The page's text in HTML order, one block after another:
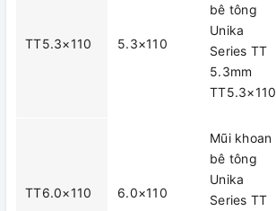
TT5.3×110 5.3×110
bê tông
Unika
Series TT
5.3mm
TT5.3×110
TT6.0×110 6.0×110
Mũi khoan
bê tông
Unika
Series TT